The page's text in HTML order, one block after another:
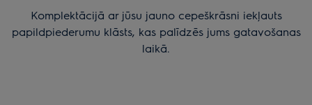
Komplektācijā ar jūsu jauno cepeškrāsni iekļauts
papildpiederumu klāsts, kas palīdzēs jums gatavošanas
laikā.